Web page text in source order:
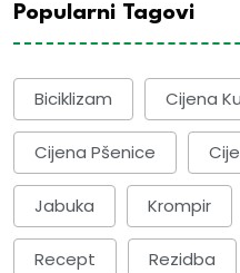
Popularni Tagovi
Biciklizam Cijena
Cijena Pšenice
Jabuka Krompir
Recept Rezidba